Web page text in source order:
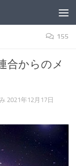
155
合からのメ
2021年12月17日